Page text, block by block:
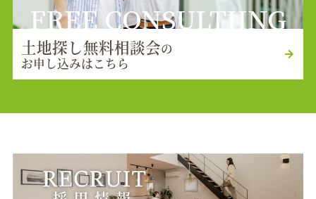
FREE CONSULTIING
土地探し無料相談会の
お申し込みはこちら